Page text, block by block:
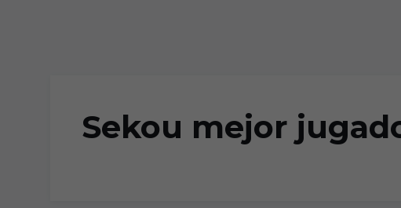
Sekou mejor